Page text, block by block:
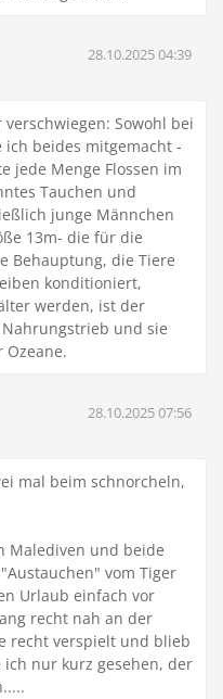
28.10.2025 04:39
Sowohl bei
ich beides mitgemacht -
jede Menge Flossen im
Tauchen und
junge Männchen
13m- die für die
Behauptung, die Tiere
konditioniert,
werden, ist der
und sie
28.10.2025 07:56
mal beim schnorcheln,
Malediven und beide
vom Tiger
Urlaub einfach vor
recht nah an der
recht verspielt und blieb
nur kurz gesehen, der